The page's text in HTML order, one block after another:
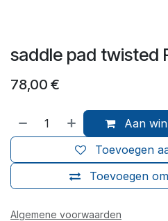
saddle pad twisted
78,00 €
Aan
Toevoegen
Toevoegen
Algemene voorwaarden